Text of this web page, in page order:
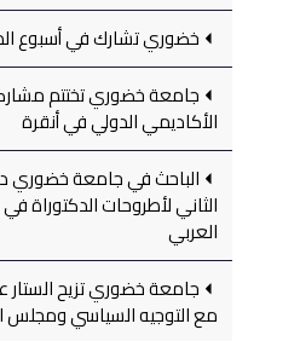
خضوري تشارك في أسبوع
جامعة خضوري تختتم
الأكاديمي الدولي في أنقرة
الباحث في جامعة خضوري
الثاني لأطروحات الدكتوراة
العربي
جامعة خضوري تزيح الستار
مع التوجيه السياسي ومجلس